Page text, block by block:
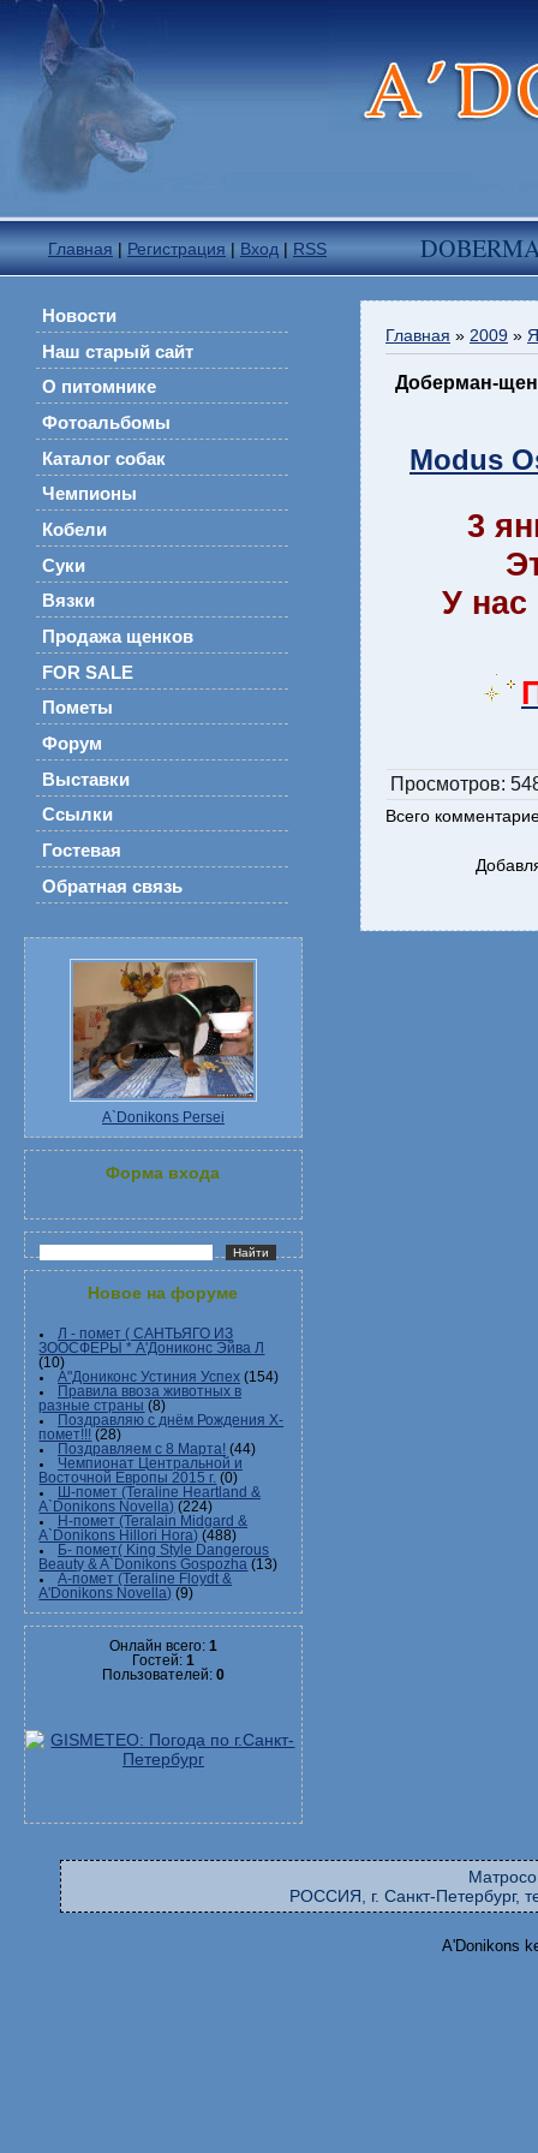
Главная | Регистрация | Вход | RSS
Новости
Наш старый сайт
О питомнике
Фотоальбомы
Каталог собак
Чемпионы
Кобели
Суки
Вязки
Продажа щенков
FOR SALE
Пометы
Форум
Выставки
Ссылки
Гостевая
Обратная связь
A`Donikons Persei
Форма входа
Новое на форуме
Л - помет ( САНТЬЯГО ИЗ
ЗООСФЕРЫ * А'Дониконс Эйва Л
(10)
А"Дониконс Устиния Успех (154)
Правила ввоза животных в
разные страны (8)
Поздравляю с днём Рождения Х-
помет!!! (28)
Поздравляем с 8 Марта! (44)
Чемпионат Центральной и
Восточной Европы 2015 г. (0)
Ш-помет (Teraline Heartland &
A`Donikons Novella) (224)
Н-помет (Teralain Midgard &
A`Donikons Hillori Hora) (488)
Б- помет( King Style Dangerous
Beauty & A`Donikons Gospozha (13)
А-помет (Teraline Floydt &
A'Donikons Novella) (9)
Онлайн всего: 1
Гостей: 1
Пользователей: 0
Главная » 2009 »
Доберман-
Modus
3
У
Просмотров:
Всего
РОССИЯ, г. Санкт-Петербург,
A'Donikons